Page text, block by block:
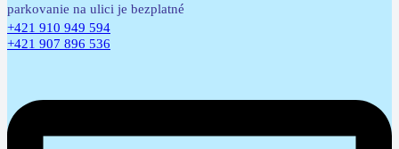
parkovanie na ulici je bezplatné
+421 910 949 594
+421 907 896 536